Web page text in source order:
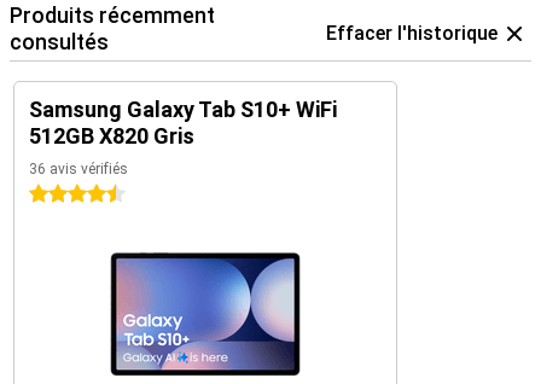
Produits récemment
consultés
Effacer l'historique
Samsung Galaxy Tab S10+ WiFi
512GB X820 Gris
36 avis vérifiés
4.5 étoiles